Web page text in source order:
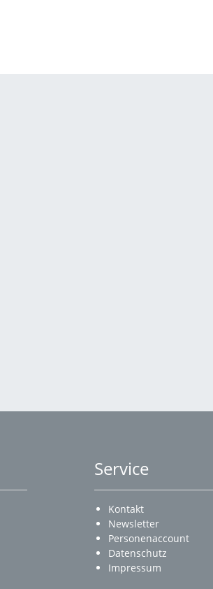
Service
Kontakt
Newsletter
Personenaccount
Datenschutz
Impressum